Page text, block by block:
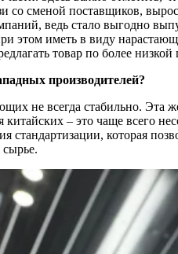
со сменой поставщиков,
ведь стало выгодно
этом иметь в виду
товар по более
производителей?
не всегда стабильно. Эта
китайских – это чаще
стандартизации, которая